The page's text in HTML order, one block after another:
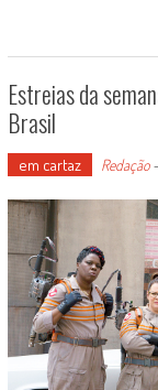
Estreias da
Brasil
em cartaz Redação-